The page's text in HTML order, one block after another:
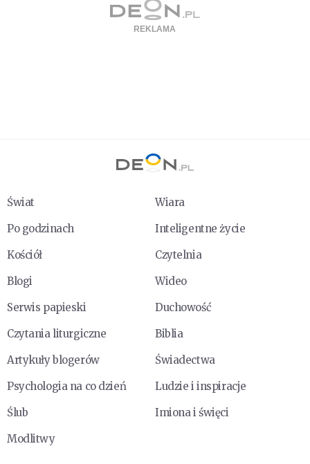
Świat
Wiara
Po godzinach
Inteligentne życie
Kościół
Czytelnia
Blogi
Wideo
Serwis papieski
Duchowość
Czytania liturgiczne
Biblia
Artykuły blogerów
Świadectwa
Psychologia na co dzień
Ludzie i inspiracje
Ślub
Imiona i święci
Modlitwy